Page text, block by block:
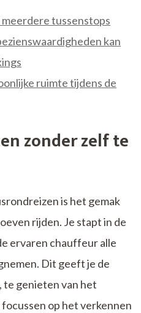
tussenstops
kan
ruimte tijdens de
zonder zelf te
is het gemak
rijden. Je stapt in de
ervaren chauffeur alle
Dit geeft je de
te genieten van het
op het verkennen